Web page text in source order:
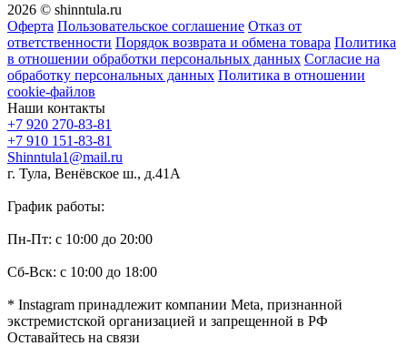
2026 © shinntula.ru
Оферта Пользовательское соглашение Отказ от
ответственности Порядок возврата и обмена товара Политика
в отношении обработки персональных данных Согласие на
обработку персональных данных Политика в отношении
cookie-файлов
Наши контакты
+7 920 270-83-81
+7 910 151-83-81
Shinntula1@mail.ru
г. Тула, Венёвское ш., д.41А
График работы:
Пн-Пт: с 10:00 до 20:00
Сб-Вск: с 10:00 до 18:00
* Instagram принадлежит компании Meta, признанной
экстремистской организацией и запрещенной в РФ
Оставайтесь на связи